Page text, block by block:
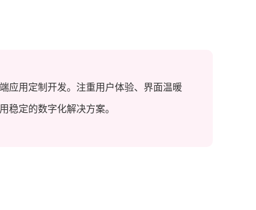
应用定制开发。注重用户体验、界面温暖
稳定的数字化解决方案。